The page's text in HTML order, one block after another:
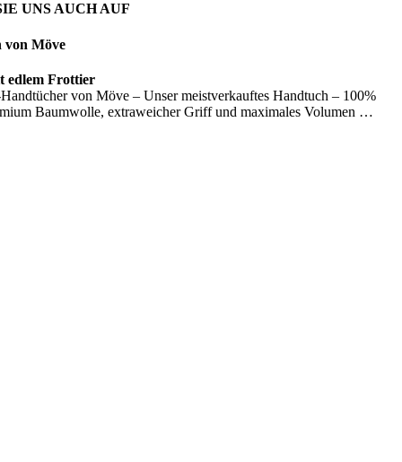
UNS AUCH AUF
von Möve
edlem Frottier
von Möve – Unser meistverkauftes Handtuch – 100%
Baumwolle, extraweicher Griff und maximales Volumen …